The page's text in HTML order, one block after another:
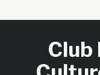
Club
Accueil